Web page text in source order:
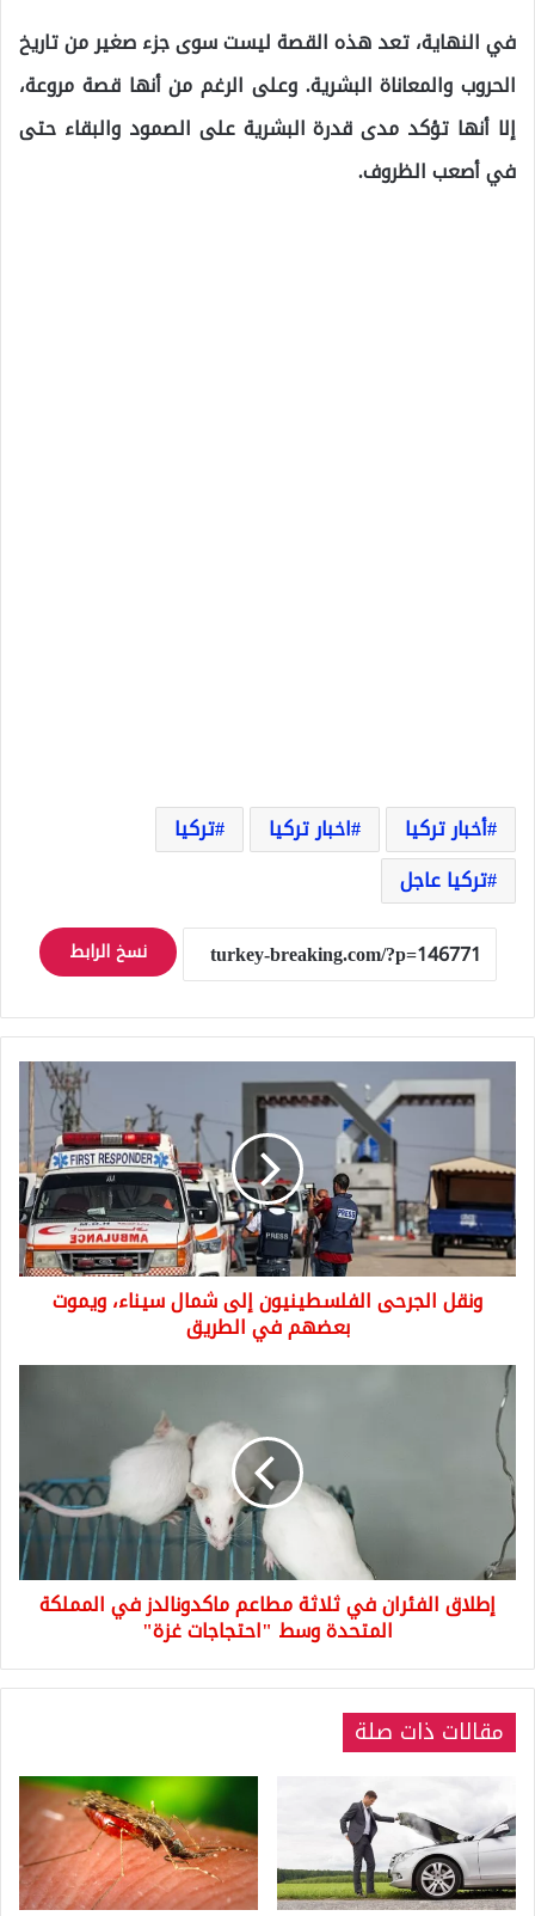
في النهاية، تعد هذه القصة ليست سوى جزء صغير من تاريخ
الحروب والمعاناة البشرية. وعلى الرغم من أنها قصة مروعة،
إلا أنها تؤكد مدى قدرة البشرية على الصمود والبقاء حتى
في أصعب الظروف.
أخبار تركيا اخبار تركيا
تركيا
تركيا عاجل
نسخ الرابط
ونقل
الجرحى
شمال
سيناء،
ويموت
بعضهم
في
الطريقونقل الجرحى الفلسطينيون إلى شمال سيناء، ويموت
بعضهم في الطريق
إطلاق
الفئران
في
ثلاثة
مطاعم
ماكدونالدز
في
المملكة
المتحدة
وسط
"احتجاجات
إطلاق الفئران في ثلاثة مطاعم ماكدونالدز في المملكة
المتحدة وسط "احتجاجات غزة"
مقالات ذات صلة